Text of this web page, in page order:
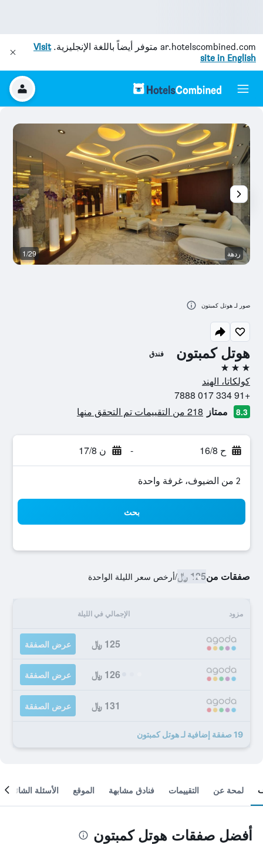
ar.hotelscombined.com متوفر أيضاً باللغة الإنجليزية.Visit
site in English
هوتل كمبتون فندق
3 نجوم
كولكاتا، الهند
+91 334 017 7888
8.3 ممتاز 218 من التقييمات تم التحقق منها
ح 16/8 - ن 17/8
2 من الضيوف، غرفة واحدة
بحث
صفقات من125 ﷼ /أرخص سعر الليلة الواحدة
مزود الإجمالي في الليلة
125 ﷼ عرض الصفقة
126 ﷼ عرض الصفقة
131 ﷼ عرض الصفقة
19 صفقة إضافية لـ هوتل كمبتون
ردهة 1/29
صور لـ هوتل كمبتون
لمحة عن التقييمات فنادق مشابهة الموقع الأسئلة الشائعة
أفضل صفقات هوتل كمبتون